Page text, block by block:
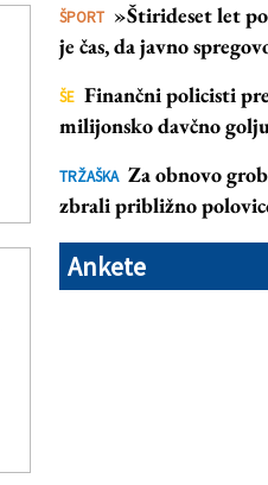
ŠPORT »Štirideset let
je čas, da javno
ŠE Finančni policisti
milijonsko davčno
TRŽAŠKA Za obnovo
zbrali približno
Ankete